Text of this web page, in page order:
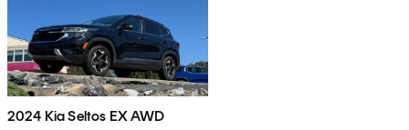
2024 Kia Seltos EX AWD